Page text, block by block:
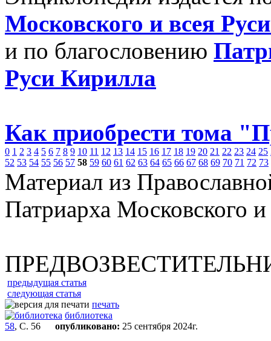
Московского и всея
и по благословению
Руси Кирилла
Как приобрести тома
0 1 2 3 4 5 6 7 8 9 10 11 12 13 14 15 16 17 18 19 20 21 22 23 24 25
52 53 54 55 56 57 58 59 60 61 62 63 64 65 66 67 68 69 70 71 72 73
Материал из
Патриарха Московского
предыдущая статья
следующая статья
печать
библиотека
58, С. 56 опубликовано: 25 сентября 2024г.